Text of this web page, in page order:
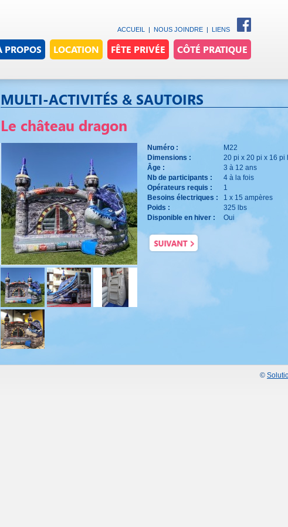
ACCUEIL | NOUS JOINDRE | LIENS
PROPOS LOCATION FÊTE PRIVÉE CÔTÉ PRATIQUE
MULTI-ACTIVITÉS & SAUTOIRS
Le château dragon
Numéro :
M22
Dimensions :
20 pi x 20 pi x 16 pi
Âge :
3 à 12 ans
Nb de participants :
4 à la fois
Opérateurs requis :
1
Besoins électriques :
1 x 15 ampères
Poids :
325 lbs
Disponible en hiver :
Oui
©